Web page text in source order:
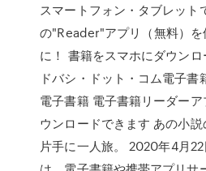
スマートフォン・タブレット
の"Reader"アプリ（無料）
に！ 書籍をスマホにダウン
ドバシ・ドット・コム電子書
電子書籍 電子書籍リーダー
ウンロードできます あの小
片手に一人旅。 2020年4月